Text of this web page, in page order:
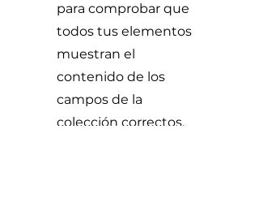
para comprobar que
todos tus elementos
muestran el
contenido de los
campos de la
colección correctos.